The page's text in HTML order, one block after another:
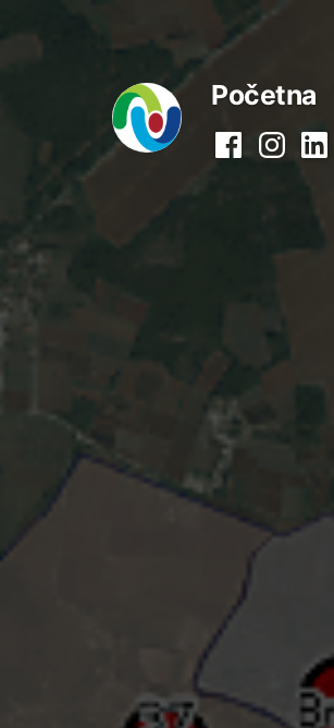
Početna
FacebookInstagram